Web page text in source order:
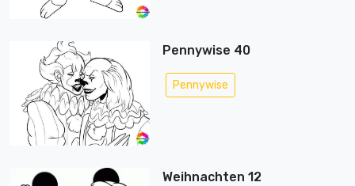
Pennywise 40
Pennywise
Weihnachten 12